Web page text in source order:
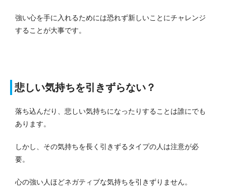
強い心を手に入れるためには恐れず新しいことにチャレンジ
することが大事です。
悲しい気持ちを引きずらない？
落ち込んだり、悲しい気持ちになったりすることは誰にでも
あります。
しかし、その気持ちを長く引きずるタイプの人は注意が必
要。
心の強い人ほどネガティブな気持ちを引きずりません。